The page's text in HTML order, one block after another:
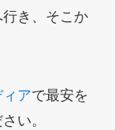
行き、そこか
アで最安を
い。